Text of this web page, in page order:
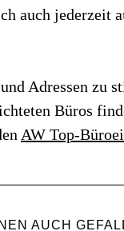
auch jederzeit
Adressen zu
Büros
AW Top-
AUCH